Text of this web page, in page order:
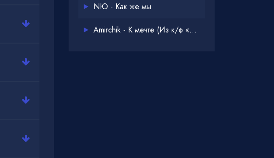
NЮ - Как же мы
Amirchik - К мечте (Из к/ф «Одна дома 3»)